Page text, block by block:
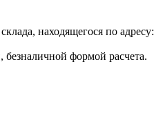
находящегося по адресу:
формой расчета.